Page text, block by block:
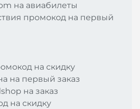
на авиабилеты
промокод на первый
на скидку
на первый заказ
на заказ
на скидку